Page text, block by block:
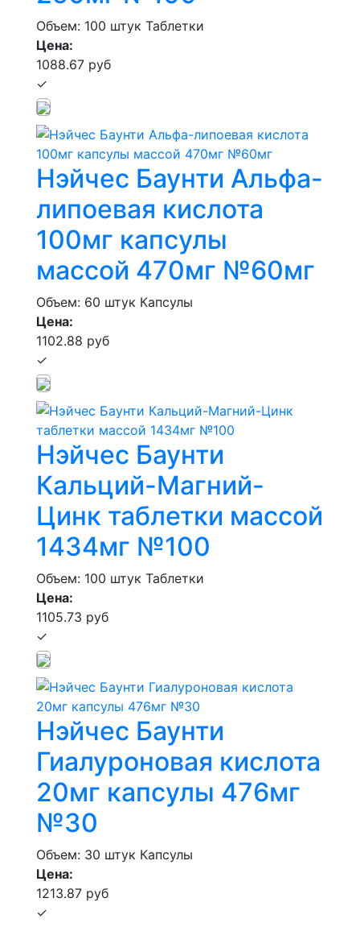
Объем: 100 штук Таблетки
Цена:
1088.67 руб
✓
Нэйчес Баунти Альфа-
липоевая кислота
100мг капсулы
массой 470мг №60мг
Объем: 60 штук Капсулы
Цена:
1102.88 руб
✓
Нэйчес Баунти
Кальций-Магний-
Цинк таблетки массой
1434мг №100
Объем: 100 штук Таблетки
Цена:
1105.73 руб
✓
Нэйчес Баунти
Гиалуроновая кислота
20мг капсулы 476мг
№30
Объем: 30 штук Капсулы
Цена:
1213.87 руб
✓